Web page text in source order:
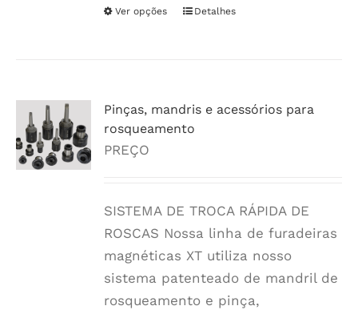
Ver opções
Este
variantes.
As
escolhidas
na
página
do
produto
Detalhes
Pinças, mandris e acessórios para
rosqueamento
PREÇO
SISTEMA DE TROCA RÁPIDA DE
ROSCAS Nossa linha de furadeiras
magnéticas XT utiliza nosso
sistema patenteado de mandril de
rosqueamento e pinça,